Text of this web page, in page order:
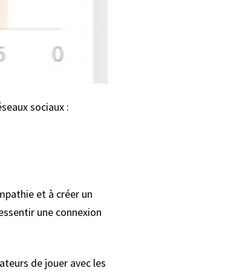
sociaux :
et à créer un
une connexion
de jouer avec les